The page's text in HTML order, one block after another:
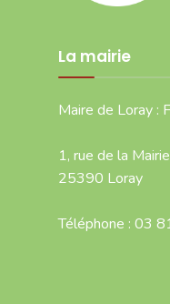
La mairie
Maire de Loray :
1, rue de la Mairie
25390 Loray
Téléphone : 03